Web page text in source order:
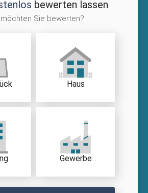
bewerten lassen
Sie bewerten?
Haus
Gewerbe